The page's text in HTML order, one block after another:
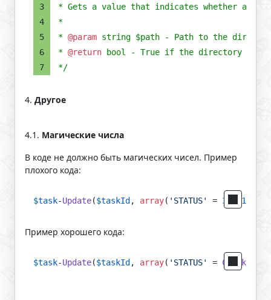
* Gets a value that indicates whether a
*
* @param string $path - Path to the
* @return bool - True if the directory
*/
4. Другое
4.1. Магические числа
В коде не должно быть магических чисел. Пример
плохого кода:
$task-Update($taskId , array( 'STATUS' = 3 1
Пример хорошего кода:
$task-Update($taskId , array( 'STATUS' =